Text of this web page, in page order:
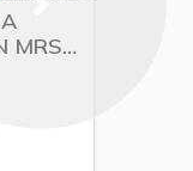
MRSM